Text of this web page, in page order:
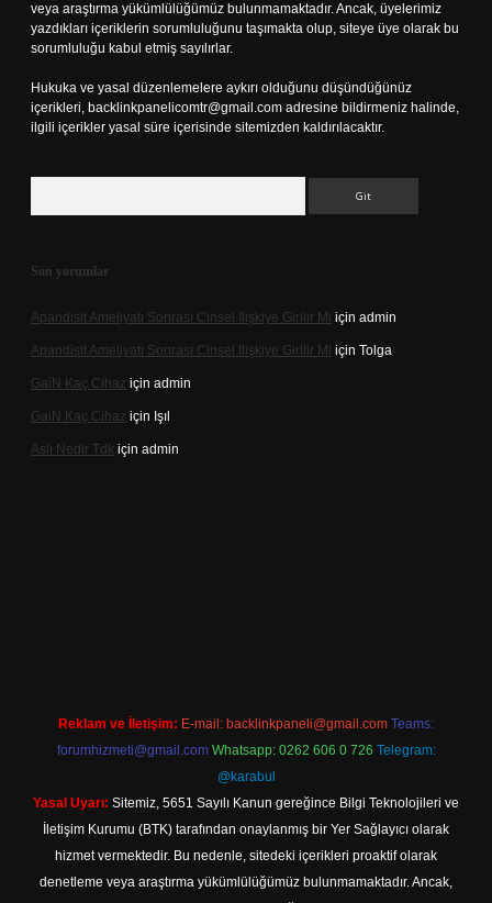
veya araştırma yükümlülüğümüz bulunmamaktadır. Ancak, üyelerimiz
yazdıkları içeriklerin sorumluluğunu taşımakta olup, siteye üye olarak bu
sorumluluğu kabul etmiş sayılırlar.
Hukuka ve yasal düzenlemelere aykırı olduğunu düşündüğünüz
içerikleri, backlinkpanelicomtr@gmail.com adresine bildirmeniz halinde,
ilgili içerikler yasal süre içerisinde sitemizden kaldırılacaktır.
Son yorumlar
Apandisit Ameliyatı Sonrası Cinsel Ilişkiye Girilir Mi için admin
Apandisit Ameliyatı Sonrası Cinsel Ilişkiye Girilir Mi için Tolga
Gai̇N Kaç Cihaz için admin
Gai̇N Kaç Cihaz için Işıl
Aslı Nedir Tdk için admin
Reklam ve İletişim: E-mail: backlinkpaneli@gmail.com Teams:
forumhizmeti@gmail.com Whatsapp: 0262 606 0 726 Telegram:
@karabul
Yasal Uyarı: Sitemiz, 5651 Sayılı Kanun gereğince Bilgi Teknolojileri ve
İletişim Kurumu (BTK) tarafından onaylanmış bir Yer Sağlayıcı olarak
hizmet vermektedir. Bu nedenle, sitedeki içerikleri proaktif olarak
denetleme veya araştırma yükümlülüğümüz bulunmamaktadır. Ancak,